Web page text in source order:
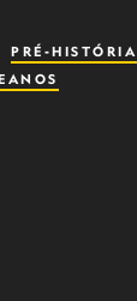
PRÉ-HISTÓRIA